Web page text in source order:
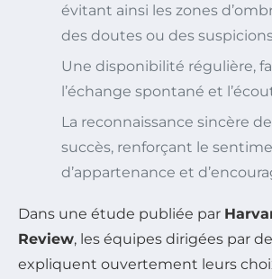
évitant ainsi les zones
des doutes ou des
Une disponibilité régulière,
l’échange spontané et
La reconnaissance sincère
succès, renforçant le
d’appartenance et
Dans une étude publiée par
Review, les équipes dirigées par
expliquent ouvertement leurs